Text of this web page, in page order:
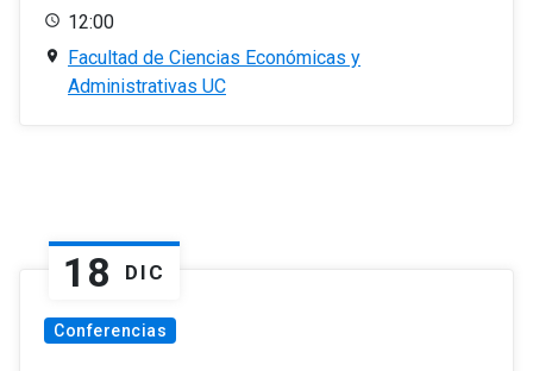
12:00
Facultad de Ciencias Económicas y
Administrativas UC
18 DIC
Conferencias